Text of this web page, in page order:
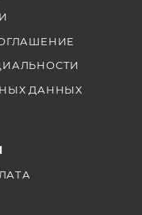
ДАННЫХ